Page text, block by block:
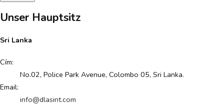
Unser Hauptsitz
Sri Lanka
Cím:
No.02, Police Park Avenue, Colombo 05, Sri Lanka.
Email:
info@dlasint.com